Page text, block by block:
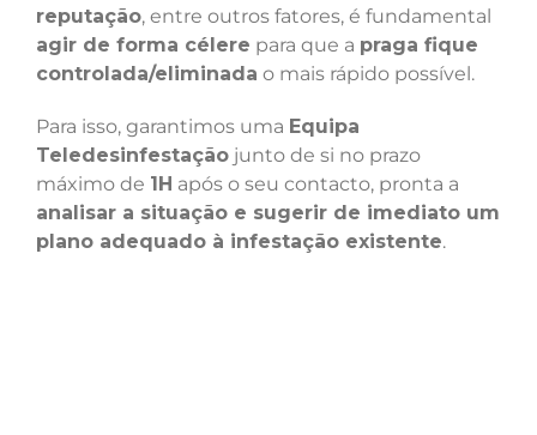
reputação, entre outros fatores, é fundamental
agir de forma célere para que a praga fique
controlada/eliminada o mais rápido possível.
Para isso, garantimos uma Equipa
Teledesinfestação junto de si no prazo
máximo de 1H após o seu contacto, pronta a
analisar a situação e sugerir de imediato um
plano adequado à infestação existente.